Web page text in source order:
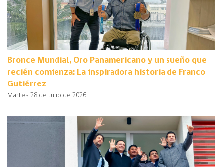
Bronce Mundial, Oro Panamericano y un sueño que
recién comienza: La inspiradora historia de Franco
Gutiérrez
Martes 28 de Julio de 2026